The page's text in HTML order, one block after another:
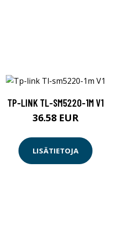
TP-LINK TL-SM5220-1M V1
36.58 EUR
LISÄTIETOJA